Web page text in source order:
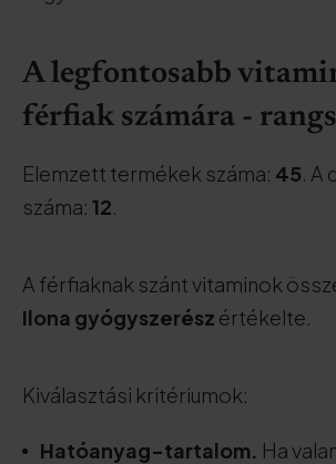
A legfontosabb
férfiak számára -
Elemzett termékek száma: 45. A
száma: 12.
A férfiaknak szánt vitaminok
Ilona gyógyszerész értékelte.
Kiválasztási kritériumok:
Hatóanyag-tartalom. Ha